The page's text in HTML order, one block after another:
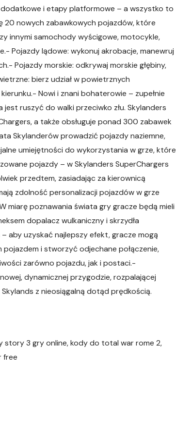
i etapy platformowe – a wszystko to
20 nowych zabawkowych pojazdów, które
innymi samochody wyścigowe, motocykle,
Pojazdy lądowe: wykonuj akrobacje, manewruj
Pojazdy morskie: odkrywaj morskie głębiny,
bierz udział w powietrznych
Nowi i znani bohaterowie – zupełnie
ruszyć do walki przeciwko złu. Skylanders
a także obsługuje ponad 300 zabawek
Skylanderów prowadzić pojazdy naziemne,
umiejętności do wykorzystania w grze, które
pojazdy – w Skylanders SuperChargers
przedtem, zasiadając za kierownicą
zdolność personalizacji pojazdów w grze
miarę poznawania świata gry gracze będą mieli
dopalacz wulkaniczny i skrzydła
aby uzyskać najlepszy efekt, gracze mogą
i stworzyć odjechane połączenie,
zarówno pojazdu, jak i postaci.-
dynamicznej przygodzie, rozpalającej
z nieosiągalną dotąd prędkością.
story 3 gry online, kody do total war rome 2,
free